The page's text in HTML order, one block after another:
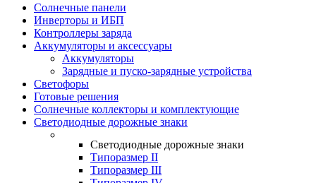
Солнечные панели
Инверторы и ИБП
Контроллеры заряда
Аккумуляторы и аксессуары
Аккумуляторы
Зарядные и пуско-зарядные устройства
Светофоры
Готовые решения
Солнечные коллекторы и комплектующие
Светодиодные дорожные знаки
Светодиодные дорожные знаки
Типоразмер II
Типоразмер III